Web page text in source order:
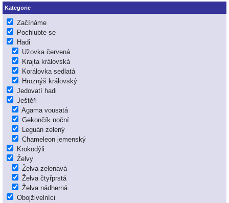
Kategorie
Začínáme
Pochlubte se
Hadi
Užovka červená
Krajta královská
Korálovka sedlatá
Hroznýš královský
Jedovatí hadi
Ještěři
Agama vousatá
Gekončík noční
Leguán zelený
Chameleon jemenský
Krokodýli
Želvy
Želva zelenavá
Želva čtyřprstá
Želva nádherná
Obojživelníci